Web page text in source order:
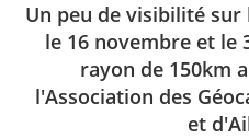
Un peu de visibilité
le 16 novembre et le
rayon de 150km
l'Association des
et